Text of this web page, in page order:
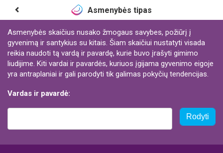
Asmenybės tipas
Asmenybės skaičius nusako žmogaus savybes, požiūrį į
gyvenimą ir santykius su kitais. Šiam skaičiui nustatyti visada
reikia naudoti tą vardą ir pavardę, kurie buvo įrašyti gimimo
liudijime. Kiti vardai ir pavardės, kuriuos įgijama gyvenimo eigoje
yra antraplaniai ir gali parodyti tik galimas pokyčių tendencijas.
Vardas ir pavardė:
Rodyti